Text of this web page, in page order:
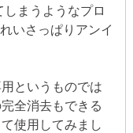
まうようなプロ
いさっぱりアンイ
というものでは
全消去もできる
使用してみまし